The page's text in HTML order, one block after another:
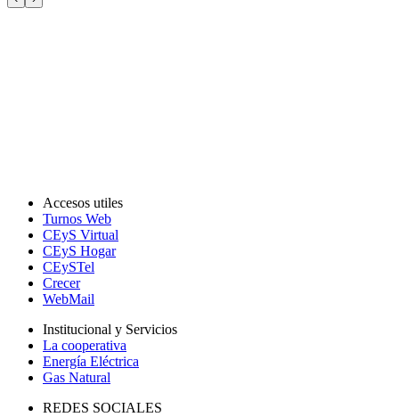
Accesos utiles
Turnos Web
CEyS Virtual
CEyS Hogar
CEySTel
Crecer
WebMail
Institucional y Servicios
La cooperativa
Energía Eléctrica
Gas Natural
REDES SOCIALES